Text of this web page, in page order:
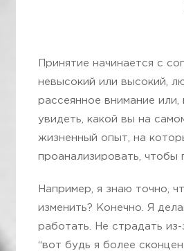
Принятие начинается с
невысокий или высокий,
рассеянное внимание
увидеть, какой вы на
жизненный опыт, на
проанализировать, чтобы
Например, я знаю точно,
изменить? Конечно. Я
работать. Не страдать
“вот будь я более